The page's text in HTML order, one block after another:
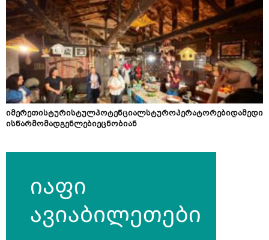
იმერეთისტურისტულპოტენციალსტუროპერატორებიდამედი
ისწარმომადგენლებიეცნობიან